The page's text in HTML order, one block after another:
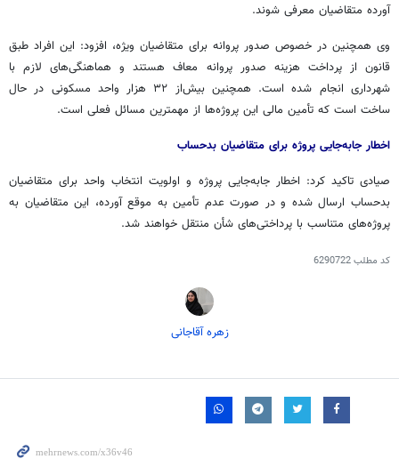
آورده متقاضیان معرفی شوند.
وی همچنین در خصوص صدور پروانه برای متقاضیان ویژه، افزود: این افراد طبق
قانون از پرداخت هزینه صدور پروانه معاف هستند و هماهنگی‌های لازم با
شهرداری انجام شده است. همچنین بیش‌از ۳۲ هزار واحد مسکونی در حال
ساخت است که تأمین مالی این پروژه‌ها از مهمترین مسائل فعلی است.
اخطار جابه‌جایی پروژه برای متقاضیان بدحساب
صیادی تاکید کرد: اخطار جابه‌جایی پروژه و اولویت انتخاب واحد برای متقاضیان
بدحساب ارسال شده و در صورت عدم تأمین به موقع آورده، این متقاضیان به
پروژه‌های متناسب با پرداختی‌های شأن منتقل خواهند شد.
کد مطلب6290722
زهره آقاجانی